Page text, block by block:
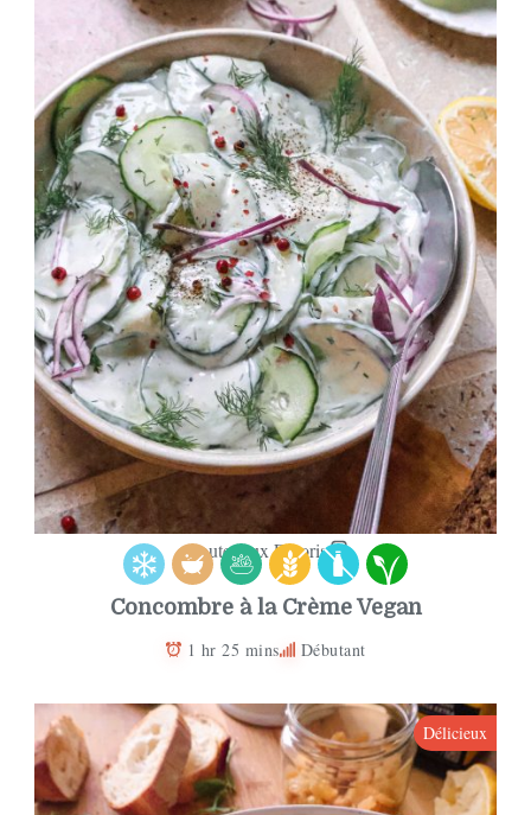
Ajouter aux Favoris
Concombre à la Crème Vegan
1 hr 25 mins Débutant
Délicieux